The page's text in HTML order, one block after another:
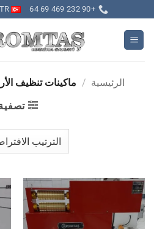
للمحتوى
+90 232 469 69 64
TR
الرئيسية / ماكينات تنظيف